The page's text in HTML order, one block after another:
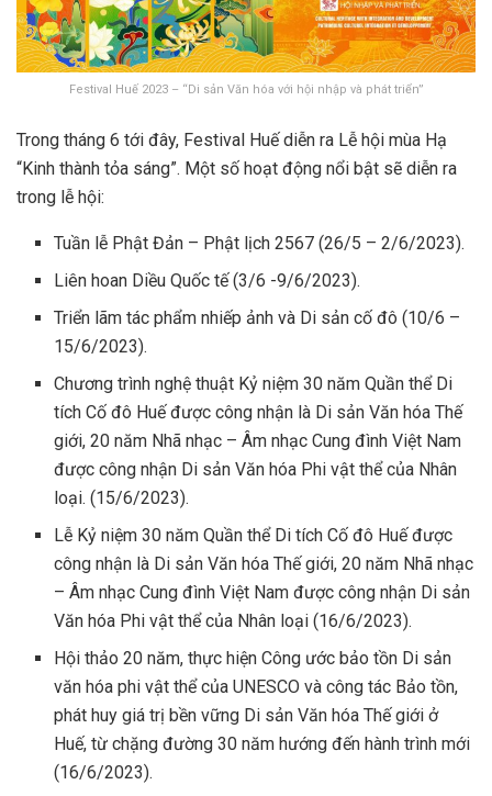
Festival Huế 2023 – “Di sản Văn hóa với hội nhập và phát triển”
Trong tháng 6 tới đây, Festival Huế diễn ra Lễ hội mùa Hạ
“Kinh thành tỏa sáng”. Một số hoạt động nổi bật sẽ diễn ra
trong lễ hội:
Tuần lễ Phật Đản – Phật lịch 2567 (26/5 – 2/6/2023).
Liên hoan Diều Quốc tế (3/6 -9/6/2023).
Triển lãm tác phẩm nhiếp ảnh và Di sản cố đô (10/6 –
15/6/2023).
Chương trình nghệ thuật Kỷ niệm 30 năm Quần thể Di
tích Cố đô Huế được công nhận là Di sản Văn hóa Thế
giới, 20 năm Nhã nhạc – Âm nhạc Cung đình Việt Nam
được công nhận Di sản Văn hóa Phi vật thể của Nhân
loại. (15/6/2023).
Lễ Kỷ niệm 30 năm Quần thể Di tích Cố đô Huế được
công nhận là Di sản Văn hóa Thế giới, 20 năm Nhã nhạc
– Âm nhạc Cung đình Việt Nam được công nhận Di sản
Văn hóa Phi vật thể của Nhân loại (16/6/2023).
Hội thảo 20 năm, thực hiện Công ước bảo tồn Di sản
văn hóa phi vật thể của UNESCO và công tác Bảo tồn,
phát huy giá trị bền vững Di sản Văn hóa Thế giới ở
Huế, từ chặng đường 30 năm hướng đến hành trình mới
(16/6/2023).